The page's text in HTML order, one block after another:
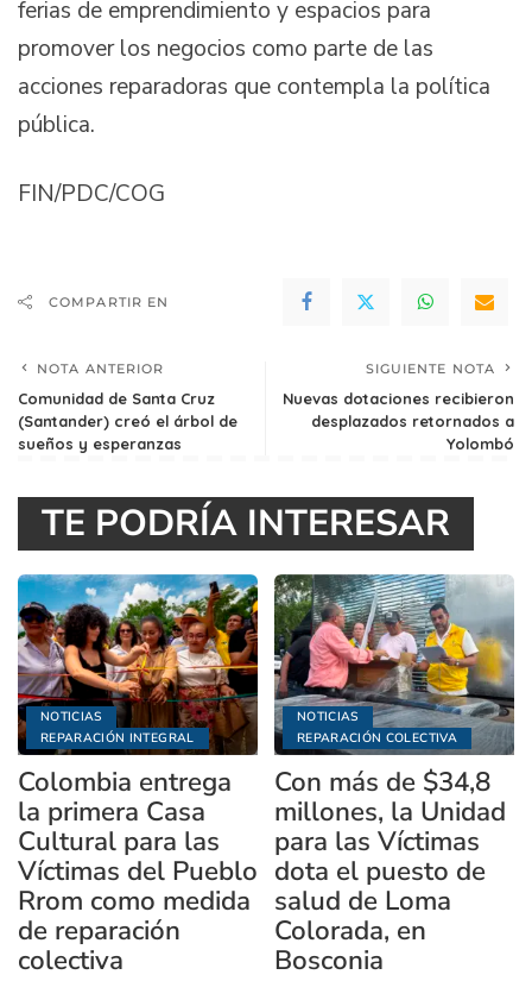
ferias de emprendimiento y espacios para
promover los negocios como parte de las
acciones reparadoras que contempla la política
pública.
FIN/PDC/COG
COMPARTIR EN
NOTA ANTERIOR
Comunidad de Santa Cruz
(Santander) creó el árbol de
sueños y esperanzas
SIGUIENTE NOTA
Nuevas dotaciones recibieron
desplazados retornados a
Yolombó
TE PODRÍA INTERESAR
NOTICIAS
REPARACIÓN INTEGRAL
Colombia entrega
la primera Casa
Cultural para las
Víctimas del Pueblo
Rrom como medida
de reparación
colectiva
NOTICIAS
REPARACIÓN COLECTIVA
Con más de $34,8
millones, la Unidad
para las Víctimas
dota el puesto de
salud de Loma
Colorada, en
Bosconia